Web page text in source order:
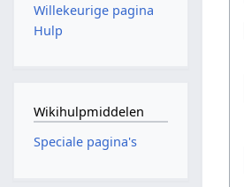
Willekeurige pagina
Hulp
Wikihulpmiddelen
Speciale pagina's